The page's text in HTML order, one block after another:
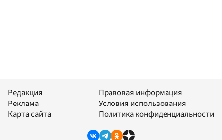
Редакция
Реклама
Карта сайта
Правовая информация
Условия использования
Политика конфиденциальности